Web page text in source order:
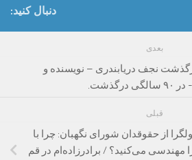
دنبال کنید:
بعدی
نجف دریابندری – نویسنده و
قبلی
از حقوقدان شورای نگهبان: چرا با
مهندسی می‌کنید؟ / برادرزاده‌ام در قم